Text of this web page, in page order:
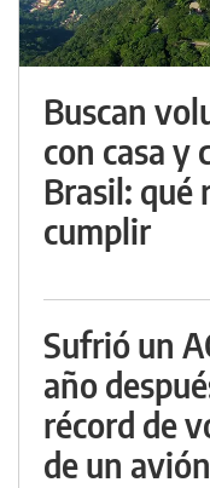
Buscan
con casa y
Brasil: qué
cumplir
Sufrió un
año
récord de
de un avión